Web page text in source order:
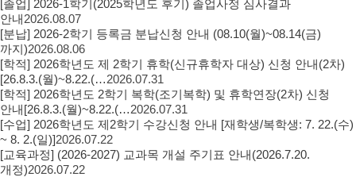
[졸업] 2026-1학기(2025학년도 후기) 졸업사정 심사결과
안내2026.08.07
[분납] 2026-2학기 등록금 분납신청 안내 (08.10(월)~08.14(금)
까지)2026.08.06
[학적] 2026학년도 제 2학기 휴학(신규휴학자 대상) 신청 안내(2차)
[26.8.3.(월)~8.22.(…2026.07.31
[학적] 2026학년도 2학기 복학(조기복학) 및 휴학연장(2차) 신청
안내[26.8.3.(월)~8.22.(…2026.07.31
[수업] 2026학년도 제2학기 수강신청 안내 [재학생/복학생: 7. 22.(수)
~ 8. 2.(일)]2026.07.22
[교육과정] (2026-2027) 교과목 개설 주기표 안내(2026.7.20.
개정)2026.07.22